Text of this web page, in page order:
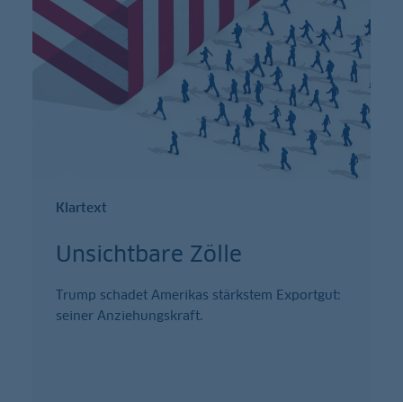
Klartext
Unsichtbare Zölle
Trump schadet Amerikas stärkstem Exportgut:
seiner Anziehungskraft.